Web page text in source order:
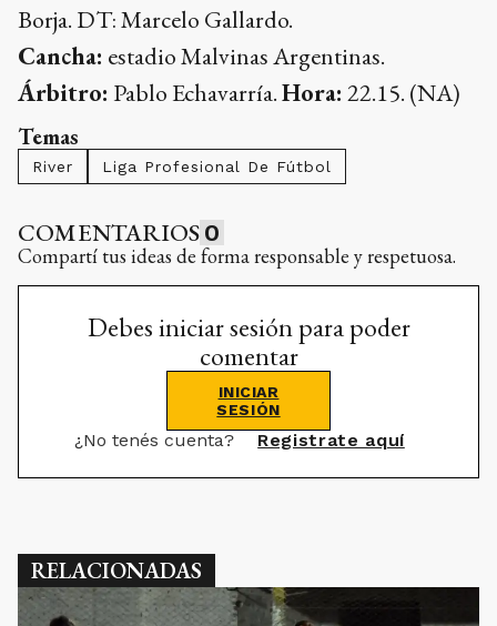
Borja. DT: Marcelo Gallardo.
Cancha: estadio Malvinas Argentinas.
Árbitro: Pablo Echavarría.Hora: 22.15. (NA)
Temas
River Liga Profesional De Fútbol
COMENTARIOS 0
Compartí tus ideas de forma responsable y respetuosa.
Debes iniciar sesión para poder
comentar
INICIAR
SESIÓN
¿No tenés cuenta? Registrate aquí
RELACIONADAS